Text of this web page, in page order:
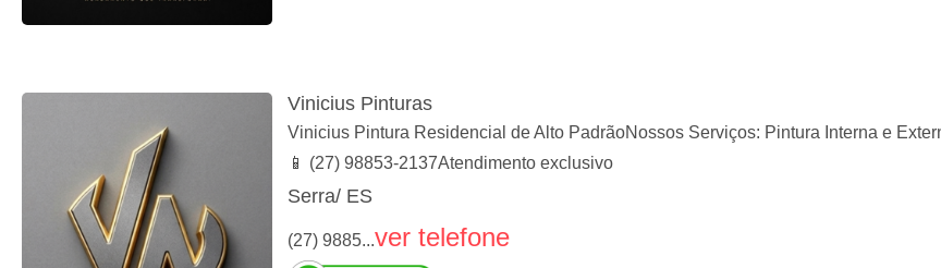
Vinicius Pinturas
Vinicius Pintura​ Residencial de Alto Padrão​Nossos Serviços: Pintura Interna e
📱 (27) 98853-2137​Atendimento exclusivo
Serra/ ES
(27) 9885...ver telefone